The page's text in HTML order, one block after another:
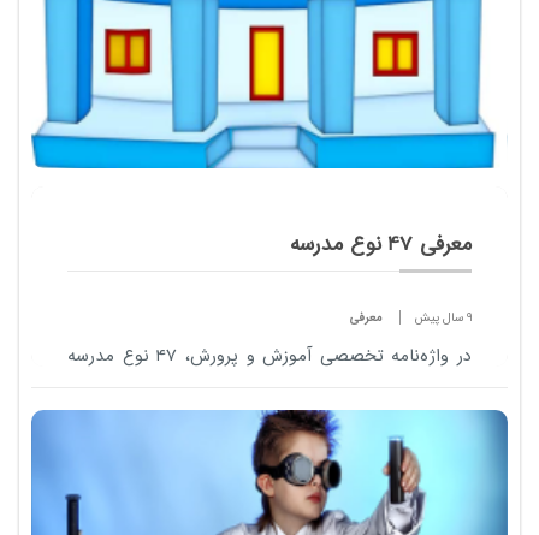
معرفی 47 نوع مدرسه
9 سال پیش معرفی
در واژه‌نامه تخصصی آموزش و پرورش، ۴۷ نوع مدرسه
مدارس هیأت امنایی و مدارس ملی به صورت تخصصی
تعریف شده است.